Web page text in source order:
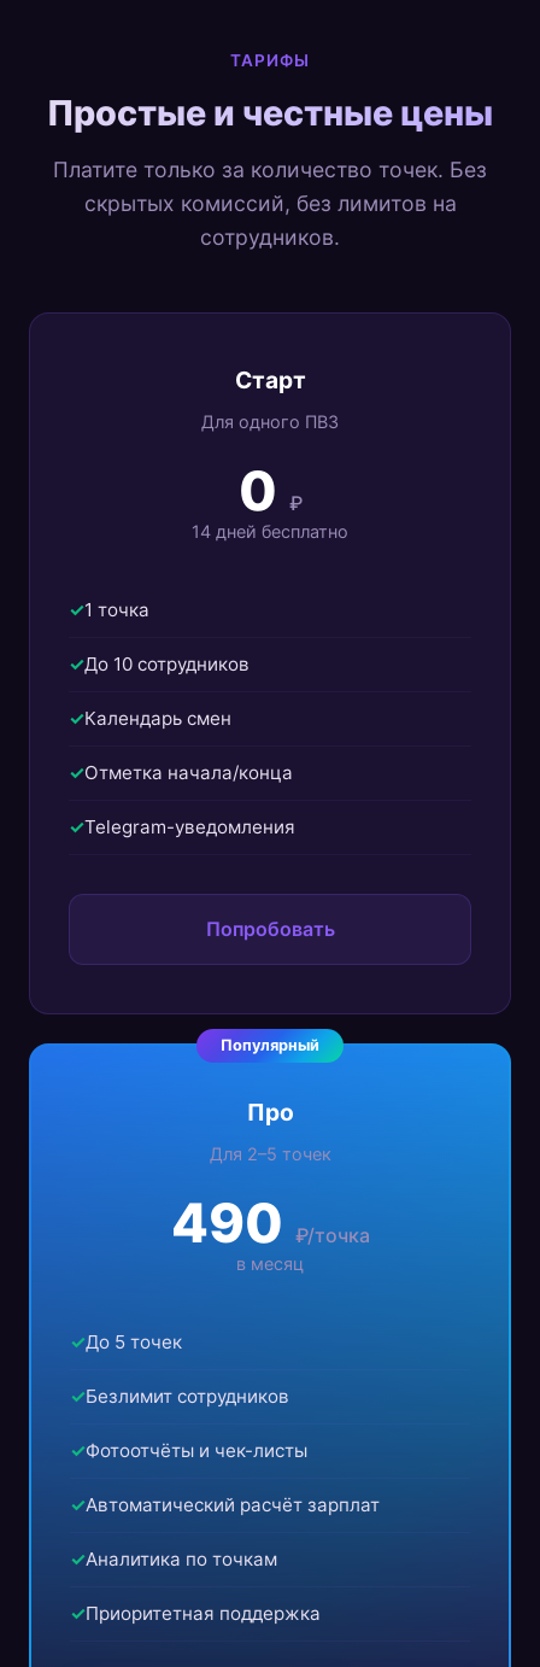
ТАРИФЫ
Простые и честные цены
Платите только за количество точек. Без
скрытых комиссий, без лимитов на
сотрудников.
Старт
Для одного ПВЗ
0 ₽
14 дней бесплатно
1 точка
До 10 сотрудников
Календарь смен
Отметка начала/конца
Telegram-уведомления
Попробовать
Про
Для 2–5 точек
490 ₽/точка
в месяц
До 5 точек
Безлимит сотрудников
Фотоотчёты и чек-листы
Автоматический расчёт зарплат
Аналитика по точкам
Приоритетная поддержка